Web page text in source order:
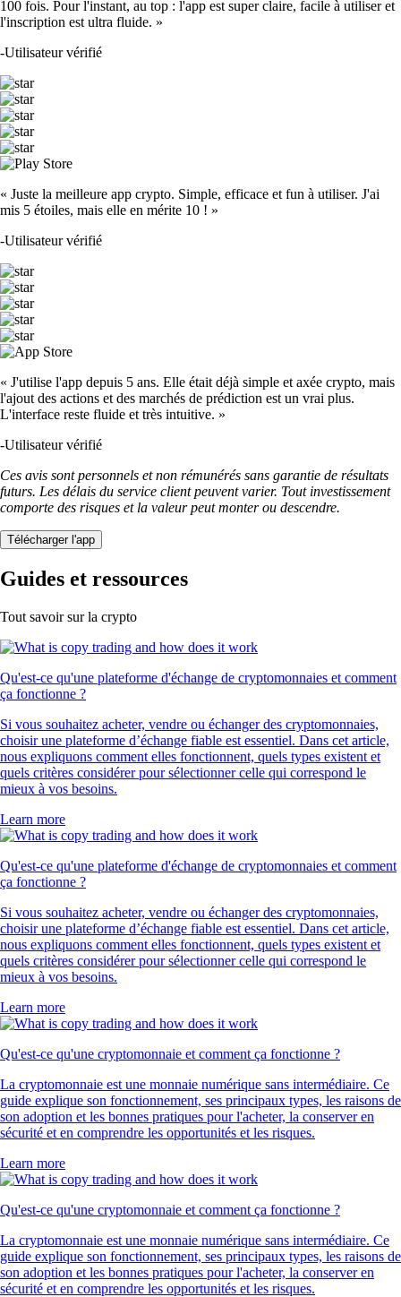
100 fois. Pour l'instant, au top : l'app est super claire, facile à utiliser et
l'inscription est ultra fluide. »
-Utilisateur vérifié
« Juste la meilleure app crypto. Simple, efficace et fun à utiliser. J'ai
mis 5 étoiles, mais elle en mérite 10 ! »
-Utilisateur vérifié
« J'utilise l'app depuis 5 ans. Elle était déjà simple et axée crypto, mais
l'ajout des actions et des marchés de prédiction est un vrai plus.
L'interface reste fluide et très intuitive. »
-Utilisateur vérifié
Ces avis sont personnels et non rémunérés sans garantie de résultats
futurs. Les délais du service client peuvent varier. Tout investissement
comporte des risques et la valeur peut monter ou descendre.
Télécharger l'app
Guides et ressources
Tout savoir sur la crypto
Qu'est-ce qu'une plateforme d'échange de cryptomonnaies et comment
ça fonctionne ?
Si vous souhaitez acheter, vendre ou échanger des cryptomonnaies,
choisir une plateforme d’échange fiable est essentiel. Dans cet article,
nous expliquons comment elles fonctionnent, quels types existent et
quels critères considérer pour sélectionner celle qui correspond le
mieux à vos besoins.
Learn more
Qu'est-ce qu'une plateforme d'échange de cryptomonnaies et comment
ça fonctionne ?
Si vous souhaitez acheter, vendre ou échanger des cryptomonnaies,
choisir une plateforme d’échange fiable est essentiel. Dans cet article,
nous expliquons comment elles fonctionnent, quels types existent et
quels critères considérer pour sélectionner celle qui correspond le
mieux à vos besoins.
Learn more
Qu'est-ce qu'une cryptomonnaie et comment ça fonctionne ?
La cryptomonnaie est une monnaie numérique sans intermédiaire. Ce
guide explique son fonctionnement, ses principaux types, les raisons de
son adoption et les bonnes pratiques pour l'acheter, la conserver en
sécurité et en comprendre les opportunités et les risques.
Learn more
Qu'est-ce qu'une cryptomonnaie et comment ça fonctionne ?
La cryptomonnaie est une monnaie numérique sans intermédiaire. Ce
guide explique son fonctionnement, ses principaux types, les raisons de
son adoption et les bonnes pratiques pour l'acheter, la conserver en
sécurité et en comprendre les opportunités et les risques.